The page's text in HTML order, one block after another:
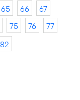
65 66
67
75 76
77
82